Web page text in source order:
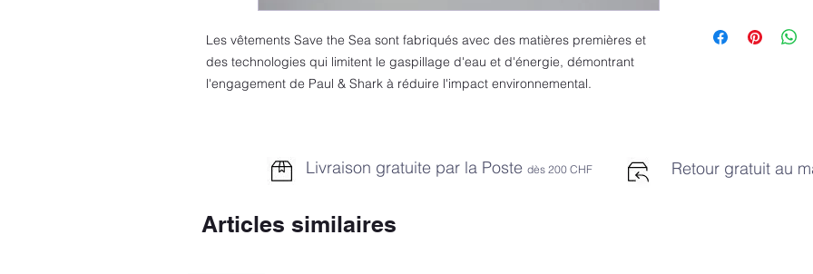
Les vêtements Save the Sea sont fabriqués avec des matières premières et
des technologies qui limitent le gaspillage d'eau et d'énergie, démontrant
l'engagement de Paul & Shark à réduire l'impact environnemental.
Livraison gratuite par la Poste dès 200 CHF Retour gratuit au
Articles similaires